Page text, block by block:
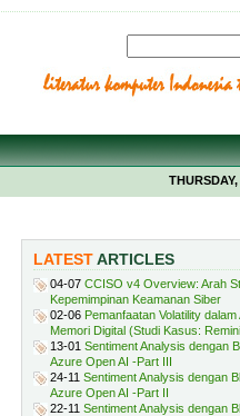
LATESTARTICLES
04-07 CCISO v4 Overview: Arah
Kepemimpinan Keamanan Siber
02-06 Pemanfaatan Volatility
Memori Digital (Studi Kasus:
13-01 Sentiment Analysis dengan
Azure Open AI -Part III
24-11 Sentiment Analysis dengan
Azure Open AI -Part II
22-11 Sentiment Analysis dengan